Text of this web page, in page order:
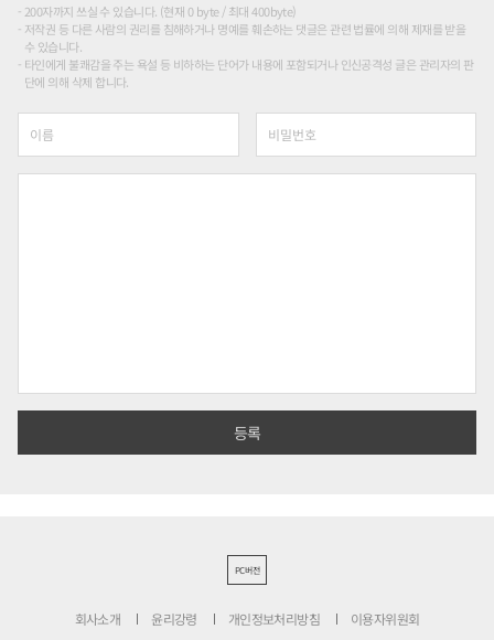
200자까지 쓰실 수 있습니다. (현재 0 byte / 최대 400byte)
저작권 등 다른 사람의 권리를 침해하거나 명예를 훼손하는 댓글은 관련 법률에 의해 제재를 받을
수 있습니다.
타인에게 불쾌감을 주는 욕설 등 비하하는 단어가 내용에 포함되거나 인신공격성 글은 관리자의 판
단에 의해 삭제 합니다.
PC버전
회사소개 윤리강령 개인정보처리방침 이용자위원회